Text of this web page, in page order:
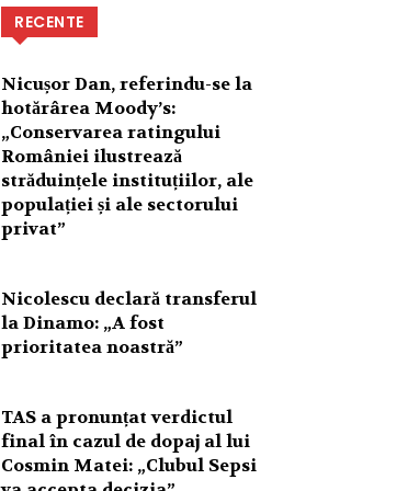
RECENTE
Nicușor Dan, referindu-se la
hotărârea Moody’s:
„Conservarea ratingului
României ilustrează
străduințele instituțiilor, ale
populației și ale sectorului
privat”
Nicolescu declară transferul
la Dinamo: „A fost
prioritatea noastră”
TAS a pronunțat verdictul
final în cazul de dopaj al lui
Cosmin Matei: „Clubul Sepsi